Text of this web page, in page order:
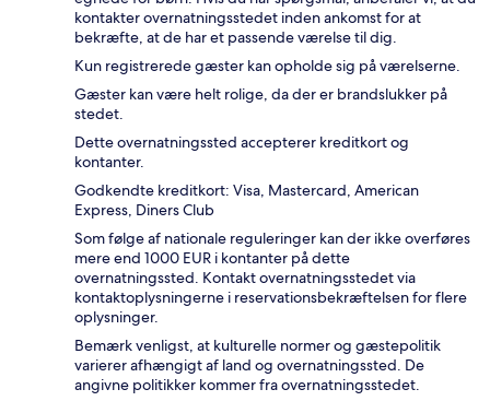
kontakter overnatningsstedet inden ankomst for at
bekræfte, at de har et passende værelse til dig.
Kun registrerede gæster kan opholde sig på værelserne.
Gæster kan være helt rolige, da der er brandslukker på
stedet.
Dette overnatningssted accepterer kreditkort og
kontanter.
Godkendte kreditkort: Visa, Mastercard, American
Express, Diners Club
Som følge af nationale reguleringer kan der ikke overføres
mere end 1000 EUR i kontanter på dette
overnatningssted. Kontakt overnatningsstedet via
kontaktoplysningerne i reservationsbekræftelsen for flere
oplysninger.
Bemærk venligst, at kulturelle normer og gæstepolitik
varierer afhængigt af land og overnatningssted. De
angivne politikker kommer fra overnatningsstedet.